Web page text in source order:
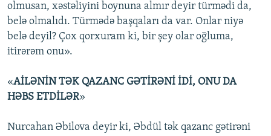
olmusan, xəstəliyini boynuna almır deyir türmədi da,
belə olmalıdı. Türmədə başqaları da var. Onlar niyə
belə deyil? Çox qorxuram ki, bir şey olar oğluma,
itirərəm onu».
«AİLƏNİN TƏK QAZANC GƏTİRƏNİ İDİ, ONU DA
HƏBS ETDİLƏR»
Nurcahan Əbilova deyir ki, Əbdül tək qazanc gətirəni